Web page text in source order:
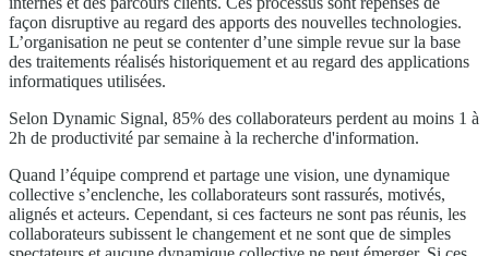
façon disruptive au regard des apports des nouvelles technologies.
L’organisation ne peut se contenter d’une simple revue sur la base
des traitements réalisés historiquement et au regard des applications
informatiques utilisées.
Selon Dynamic Signal, 85% des collaborateurs perdent au moins 1 à
2h de productivité par semaine à la recherche d'information.
Quand l’équipe comprend et partage une vision, une dynamique
collective s’enclenche, les collaborateurs sont rassurés, motivés,
alignés et acteurs. Cependant, si ces facteurs ne sont pas réunis, les
collaborateurs subissent le changement et ne sont que de simples